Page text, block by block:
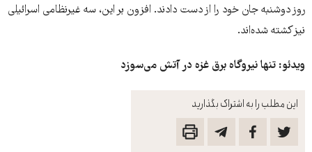
این مطلب را به اشتراک بگذارید
روز دوشنبه جان خود را از دست دادند. افزون بر این، سه غیرنظامی اسرائیلی
نیز کشته شده‌اند.
ویدئو: تنها نیروگاه برق غزه در آتش می‌سوزد